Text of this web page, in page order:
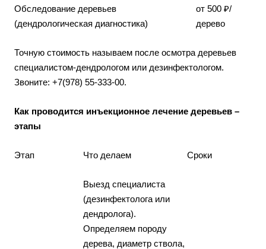
Обследование деревьев
(дендрологическая диагностика)
от 500 ₽/
дерево
Точную стоимость называем после осмотра деревьев
специалистом-дендрологом или дезинфектологом.
Звоните: +7(978) 55-333-00.
Как проводится инъекционное лечение деревьев –
этапы
Этап Что делаем Сроки
Выезд специалиста
(дезинфектолога или
дендролога).
Определяем породу
дерева, диаметр ствола,